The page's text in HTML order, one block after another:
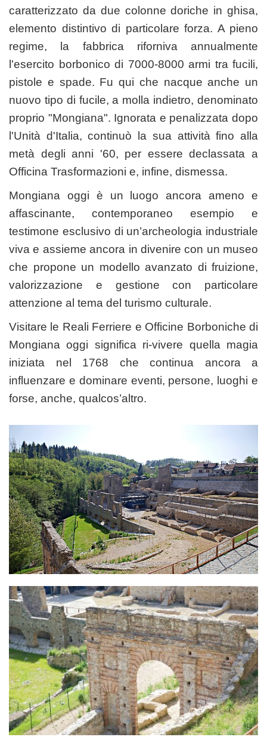
caratterizzato da due colonne doriche in ghisa,
elemento distintivo di particolare forza. A pieno
regime, la fabbrica riforniva annualmente
l'esercito borbonico di 7000-8000 armi tra fucili,
pistole e spade. Fu qui che nacque anche un
nuovo tipo di fucile, a molla indietro, denominato
proprio "Mongiana". Ignorata e penalizzata dopo
l'Unità d'Italia, continuò la sua attività fino alla
metà degli anni '60, per essere declassata a
Officina Trasformazioni e, infine, dismessa.
Mongiana oggi è un luogo ancora ameno e
affascinante, contemporaneo esempio e
testimone esclusivo di un’archeologia industriale
viva e assieme ancora in divenire con un museo
che propone un modello avanzato di fruizione,
valorizzazione e gestione con particolare
attenzione al tema del turismo culturale.
Visitare le Reali Ferriere e Officine Borboniche di
Mongiana oggi significa ri-vivere quella magia
iniziata nel 1768 che continua ancora a
influenzare e dominare eventi, persone, luoghi e
forse, anche, qualcos’altro.